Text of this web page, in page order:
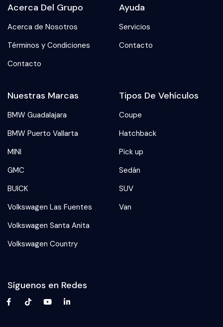
Acerca Del Grupo
Acerca de Nosotros
Términos y Condiciones
Contacto
Ayuda
Servicios
Contacto
Nuestras Marcas
BMW Guadalajara
BMW Puerto Vallarta
MINI
GMC
BUICK
Volkswagen Las Fuentes
Volkswagen Santa Anita
Volkswagen Country
Tipos De Vehículos
Coupe
Hatchback
Pick up
Sedán
SUV
Van
Síguenos en Redes